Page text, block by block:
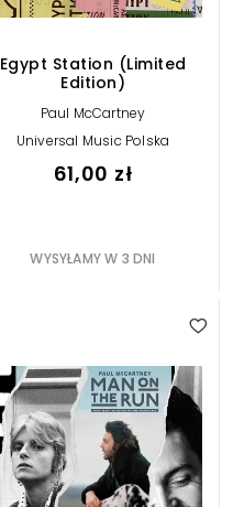
Egypt Station (Limited
Edition)
Paul McCartney
Universal Music Polska
61,00 zł
WYSYŁAMY W 3 DNI